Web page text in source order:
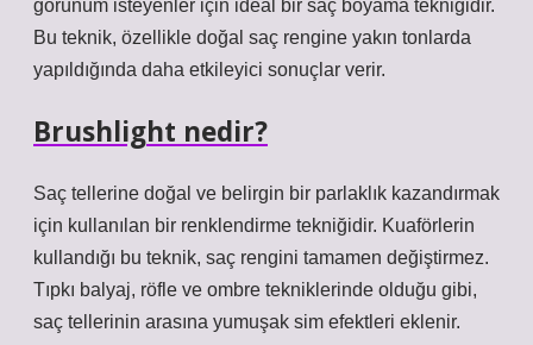
görünüm isteyenler için ideal bir saç boyama tekniğidir.
Bu teknik, özellikle doğal saç rengine yakın tonlarda
yapıldığında daha etkileyici sonuçlar verir.
Brushlight nedir?
Saç tellerine doğal ve belirgin bir parlaklık kazandırmak
için kullanılan bir renklendirme tekniğidir. Kuaförlerin
kullandığı bu teknik, saç rengini tamamen değiştirmez.
Tıpkı balyaj, röfle ve ombre tekniklerinde olduğu gibi,
saç tellerinin arasına yumuşak sim efektleri eklenir.